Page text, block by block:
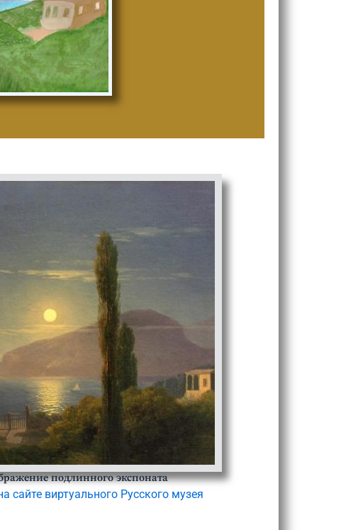
подлинного экспоната
сайте виртуального Русского музея